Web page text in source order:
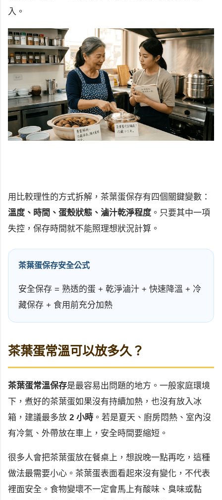
入。
用比較理性的方式拆解，茶葉蛋保存有四個關鍵變數：
溫度、時間、蛋殼狀態、滷汁乾淨程度 。只要其中一項
失控，保存時間就不能照理想狀況計算。
茶葉蛋保存安全公式
安全保存 = 熟透的蛋 + 乾淨滷汁 + 快速降溫 + 冷
藏保存 + 食用前充分加熱
茶葉蛋常溫可以放多久？
茶葉蛋常溫保存是最容易出問題的地方。一般家庭環境
下，煮好的茶葉蛋如果沒有持續加熱，也沒有放入冰
箱，建議最多放 2 小時 。若是夏天、廚房悶熱、室內沒
有冷氣、外帶放在車上，安全時間要縮短。
很多人會把茶葉蛋放在餐桌上，想說晚一點再吃，這種
做法最需要小心。茶葉蛋表面看起來沒有變化，不代表
裡面安全。食物變壞不一定會馬上有酸味、臭味或黏